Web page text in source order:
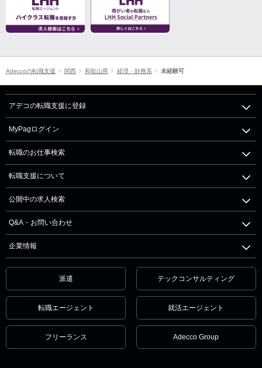
Adeccoの転職支援 関西 和歌山県 経理・財務系 未経験可
アデコの転職支援に登録
MyPagログイン
転職のお仕事検索
転職支援について
公開中の求人検索
Q&A・お問い合わせ
企業情報
派遣 テックコンサルティング
転職エージェント 就活エージェント
フリーランス Adecco Group